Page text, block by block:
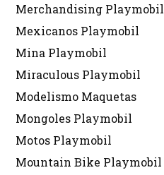
Merchandising Playmobil
Mexicanos Playmobil
Mina Playmobil
Miraculous Playmobil
Modelismo Maquetas
Mongoles Playmobil
Motos Playmobil
Mountain Bike Playmobil